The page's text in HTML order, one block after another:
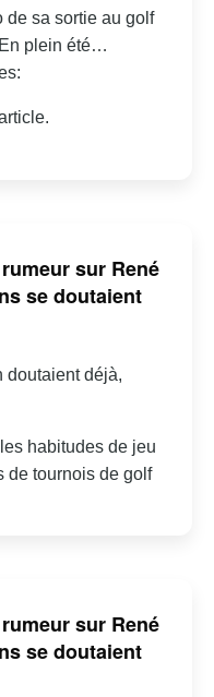
de sa sortie au golf
plein été…
sur René
se doutaient
doutaient déjà,
habitudes de jeu
de tournois de golf
sur René
se doutaient